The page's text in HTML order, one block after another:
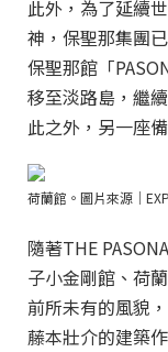
此外，為了延續
神，保聖那集團
保聖那館「
移至淡路島，繼
此之外，另一座
荷蘭館。圖片來源｜
隨著THE
子小金剛館、荷
前所未有的風貌
藤本壯介的建築